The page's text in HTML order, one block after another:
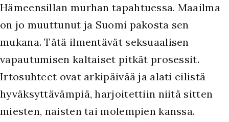
Hämeensillan murhan tapahtuessa. Maailma
on jo muuttunut ja Suomi pakosta sen
mukana. Tätä ilmentävät seksuaalisen
vapautumisen kaltaiset pitkät prosessit.
Irtosuhteet ovat arkipäivää ja alati eilistä
hyväksyttävämpiä, harjoitettiin niitä sitten
miesten, naisten tai molempien kanssa.